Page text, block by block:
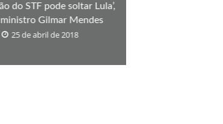
do STF pode soltar Lula’,
Gilmar Mendes
25 de abril de 2018